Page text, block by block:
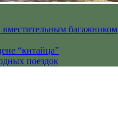
багажником
“китайца”
поездок